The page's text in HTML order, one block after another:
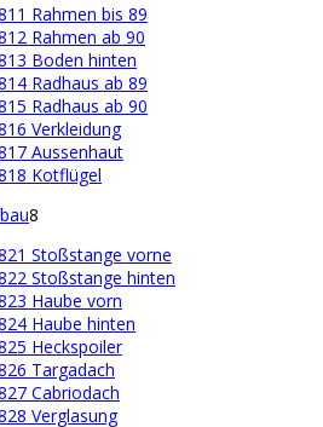
Rahmen bis 89
Rahmen ab 90
Boden hinten
Radhaus ab 89
Radhaus ab 90
Verkleidung
Aussenhaut
Kotflügel
8
Stoßstange vorne
Stoßstange hinten
Haube vorn
Haube hinten
Heckspoiler
Targadach
Cabriodach
Verglasung